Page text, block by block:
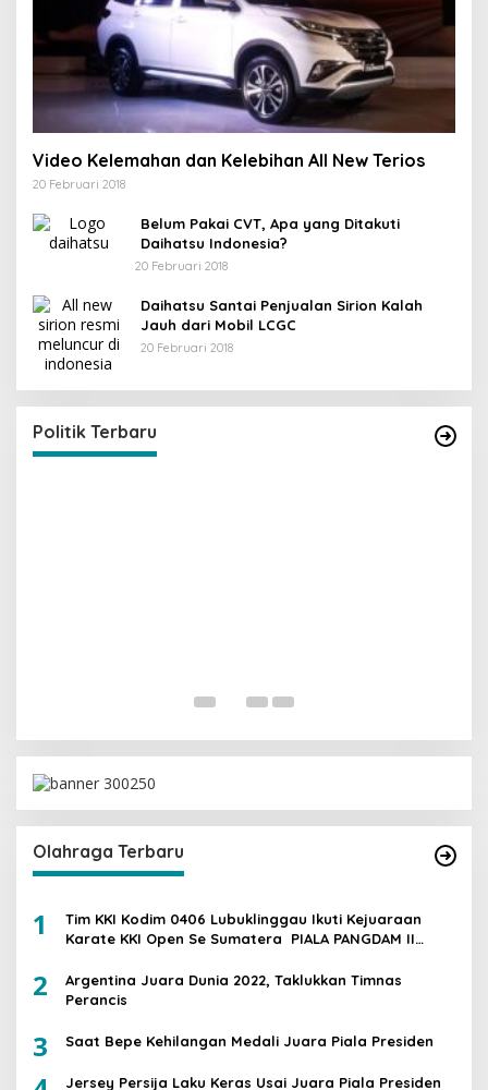
Video Kelemahan dan Kelebihan All New Terios
20 Februari 2018
Belum Pakai CVT, Apa yang Ditakuti
Daihatsu Indonesia?
20 Februari 2018
Daihatsu Santai Penjualan Sirion Kalah
Jauh dari Mobil LCGC
20 Februari 2018
Politik Terbaru
KPU Trenggalek Gelar Uji Publik
Di Berita, Jawa Timur, Politik, Trenggalek
Olahraga Terbaru
1
Tim KKI Kodim 0406 Lubuklinggau Ikuti Kejuaraan
Karate KKI Open Se Sumatera PIALA PANGDAM II
2
Argentina Juara Dunia 2022, Taklukkan Timnas
Perancis
3 Saat Bepe Kehilangan Medali Juara Piala Presiden
Jersey Persija Laku Keras Usai Juara Piala Presiden